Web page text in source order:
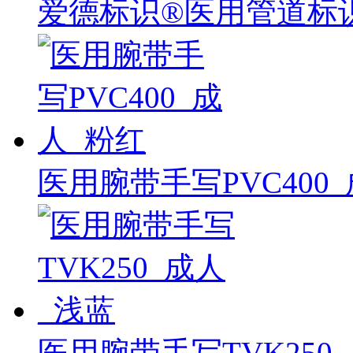
爱德标识®医用管道标
医用腕带手写